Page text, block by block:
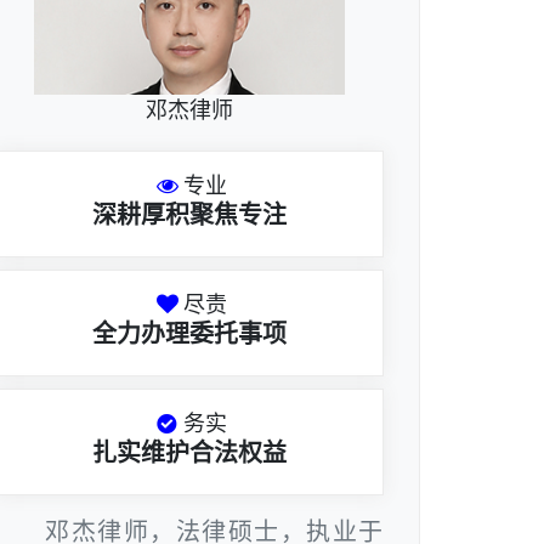
邓杰律师
专业
深耕厚积聚焦专注
尽责
全力办理委托事项
务实
扎实维护合法权益
邓杰律师，法律硕士，执业于